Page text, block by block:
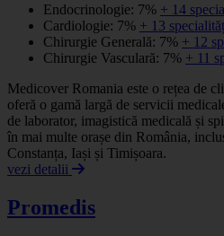
Endocrinologie: 7% + 14
Cardiologie: 7% + 13
Chirurgie Generală: 7% + 12
Chirurgie Vasculară: 7% + 11
Medicover Romania este o rețea de
oferă o gamă largă de servicii
de laborator, imagistică medicală și
în mai multe orașe din România,
Constanța, Iași și Timișoara.
vezi detalii
Promedis